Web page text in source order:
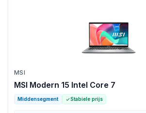
MSI
MSI Modern 15 Intel Core 7
Middensegment Stabiele prijs